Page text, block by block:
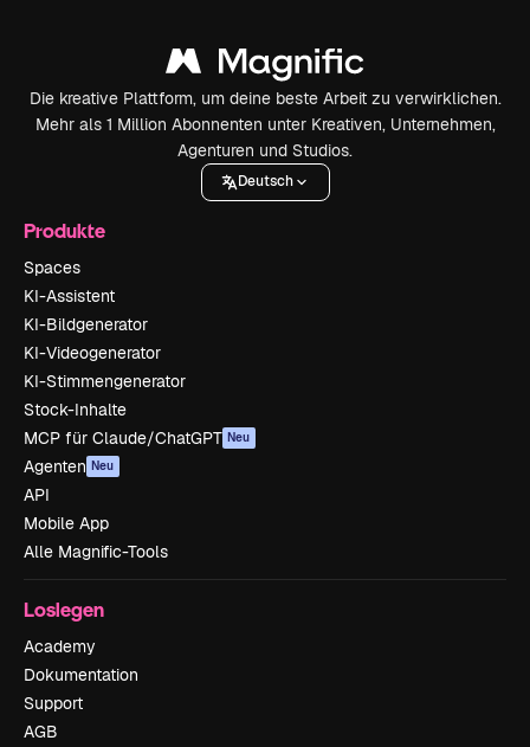
Die kreative Plattform, um deine beste Arbeit zu verwirklichen.
Mehr als 1 Million Abonnenten unter Kreativen, Unternehmen,
Agenturen und Studios.
Deutsch
Produkte
Spaces
KI-Assistent
KI-Bildgenerator
KI-Videogenerator
KI-Stimmengenerator
Stock-Inhalte
MCP für Claude/ChatGPT Neu
Agenten Neu
API
Mobile App
Alle Magnific-Tools
Loslegen
Academy
Dokumentation
Support
AGB